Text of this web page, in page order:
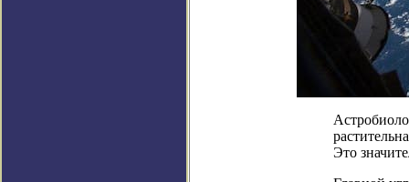
Это